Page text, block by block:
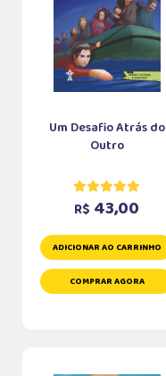
Um Desafio Atrás do
Outro
R$ 43,00
ADICIONAR AO CARRINHO
COMPRAR AGORA